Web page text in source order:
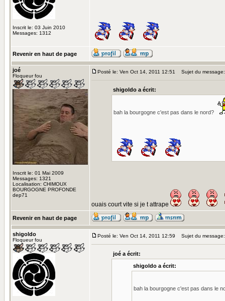
Inscrit le: 03 Juin 2010
Messages: 1312
Revenir en haut de page
joé
Floqueur fou
Inscrit le: 01 Mai 2009
Messages: 1321
Localisation: CHIMOUX
BOURGOGNE PROFONDE
dep71
Posté le: Ven Oct 14, 2011 12:51 Sujet du message:
shigoldo a écrit:
bah la bourgogne c'est pas dans le nord?
ouais court vite si je t attrape
Revenir en haut de page
shigoldo
Floqueur fou
Posté le: Ven Oct 14, 2011 12:59 Sujet du message:
joé a écrit:
shigoldo a écrit:
bah la bourgogne c'est pas dans le